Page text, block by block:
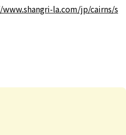
la.com/jp/cairns/s